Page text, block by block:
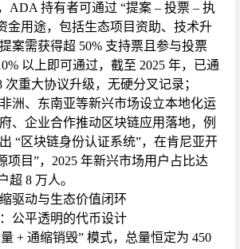
ADA 持有者可通过 “提案 – 投票 – 执
金用途，包括生态项目资助、技术升
案需获得超 50% 支持票且参与投票
以上即可通过，截至 2025 年，已通
重大协议升级，无硬分叉记录；
洲、东南亚等新兴市场设立本地化运
、企业合作推动区块链应用落地，例
“区块链身份认证系统”，在肯尼亚开
项目”，2025 年新兴市场用户占比达
超 8 万人。
驱动与生态价值闭环
公平透明的代币设计
+ 通缩销毁” 模式，总量恒定为 450